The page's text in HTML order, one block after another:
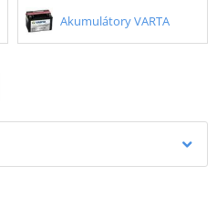
Akumulátory VARTA